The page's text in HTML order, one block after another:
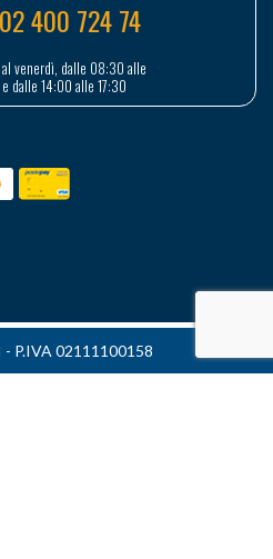
400 724 74
venerdì, dalle 08:30 alle
dalle 14:00 alle 17:30
P.IVA 02111100158